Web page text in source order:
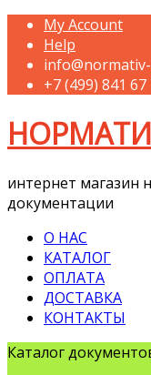
My Account
Help
+7 (499) 841 67
интернет магазин
документации
О НАС
КАТАЛОГ
ОПЛАТА
ДОСТАВКА
КОНТАКТЫ
Каталог